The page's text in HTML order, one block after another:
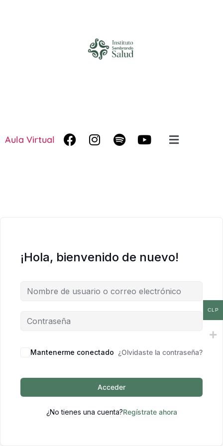
Aula Virtual
¡Hola, bienvenido de nuevo!
Mantenerme conectado ¿Olvidaste la contraseña?
Acceder
¿No tienes una cuenta?Regístrate ahora
CLP